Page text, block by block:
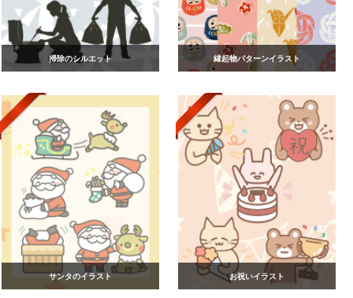
掃除のシルエット 縁起物パターンイラスト
サンタのイラスト お祝いイラスト